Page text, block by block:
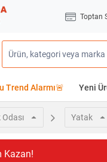
Toptan
Trend Alarmı🚨 Yeni
Yatak
Kazan!